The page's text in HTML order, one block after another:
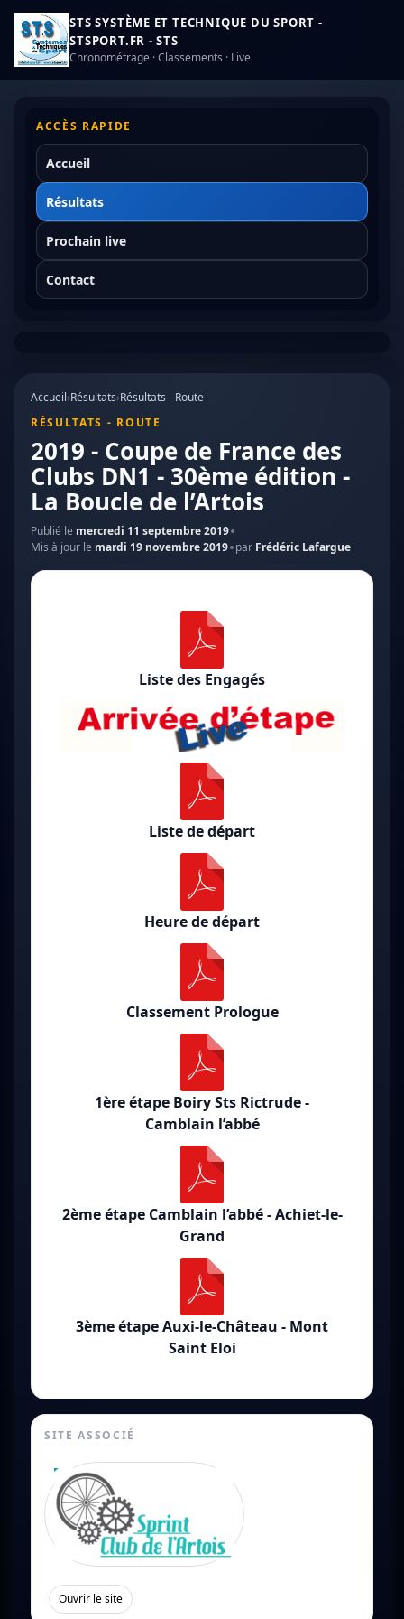
STS SYSTÈME ET TECHNIQUE DU SPORT -
STSPORT.FR - STS
Chronométrage · Classements · Live
ACCÈS RAPIDE
Accueil
Résultats
Prochain live
Contact
Accueil›Résultats›Résultats - Route
RÉSULTATS - ROUTE
2019 - Coupe de France des
Clubs DN1 - 30ème édition -
La Boucle de l’Artois
Publié le mercredi 11 septembre 2019
Mis à jour le mardi 19 novembre 2019 par Frédéric Lafargue
Liste des Engagés
Liste de départ
Heure de départ
Classement Prologue
1ère étape Boiry Sts Rictrude -
Camblain l’abbé
2ème étape Camblain l’abbé - Achiet-le-
Grand
3ème étape Auxi-le-Château - Mont
Saint Eloi
SITE ASSOCIÉ
Ouvrir le site